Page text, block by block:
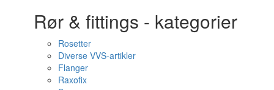
Rør & fittings - kategorier
Rosetter
Diverse VVS-artikler
Flanger
Raxofix